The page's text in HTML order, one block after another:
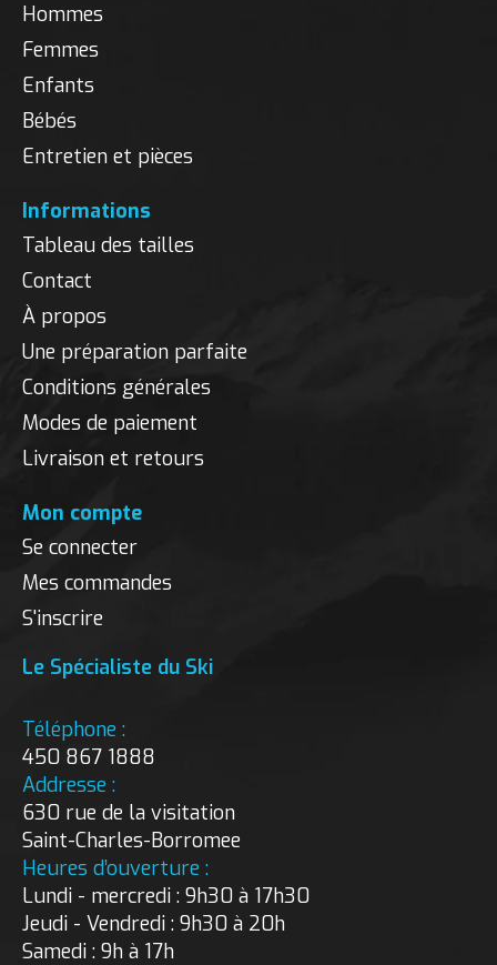
Hommes
Femmes
Enfants
Bébés
Entretien et pièces
Informations
Tableau des tailles
Contact
À propos
Une préparation parfaite
Conditions générales
Modes de paiement
Livraison et retours
Mon compte
Se connecter
Mes commandes
S'inscrire
Le Spécialiste du Ski
Téléphone :
450 867 1888
Addresse :
630 rue de la visitation
Saint-Charles-Borromee
Heures d’ouverture :
Lundi - mercredi : 9h30 à 17h30
Jeudi - Vendredi : 9h30 à 20h
Samedi : 9h à 17h